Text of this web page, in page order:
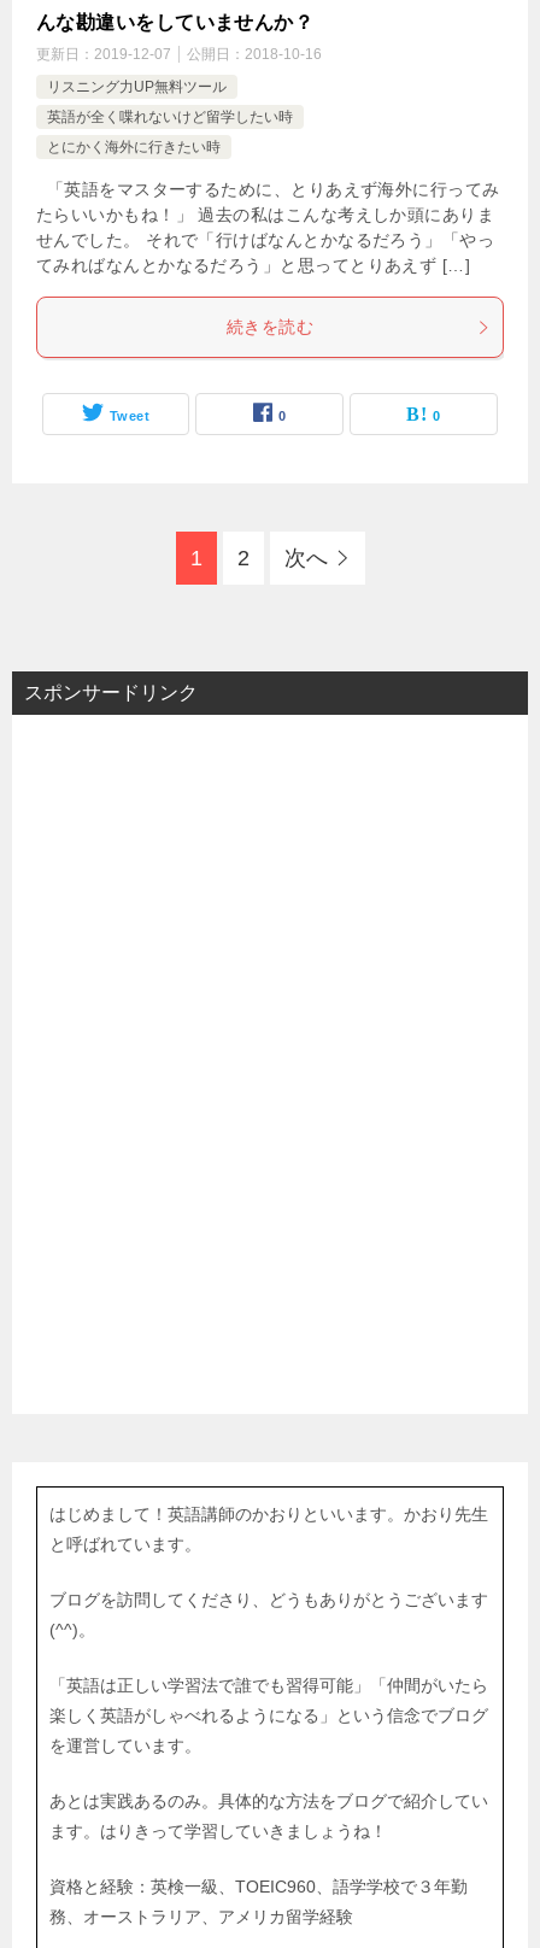
んな勘違いをしていませんか？
更新日： 2019-12-07 公開日： 2018-10-16
リスニング力UP無料ツール
英語が全く喋れないけど留学したい時
とにかく海外に行きたい時
「英語をマスターするために、とりあえず海外に行ってみ
たらいいかもね！」 過去の私はこんな考えしか頭にありま
せんでした。 それで「行けばなんとかなるだろう」「やっ
てみればなんとかなるだろう」と思ってとりあえず […]
続きを読む
Tweet 0 0
1 2 次へ
スポンサードリンク
はじめまして！英語講師のかおりといいます。かおり先生
と呼ばれています。
ブログを訪問してくださり、どうもありがとうございます
(^^)。
「英語は正しい学習法で誰でも習得可能」「仲間がいたら
楽しく英語がしゃべれるようになる」という信念でブログ
を運営しています。
あとは実践あるのみ。具体的な方法をブログで紹介してい
ます。はりきって学習していきましょうね！
資格と経験：英検一級、TOEIC960、語学学校で３年勤
務、オーストラリア、アメリカ留学経験